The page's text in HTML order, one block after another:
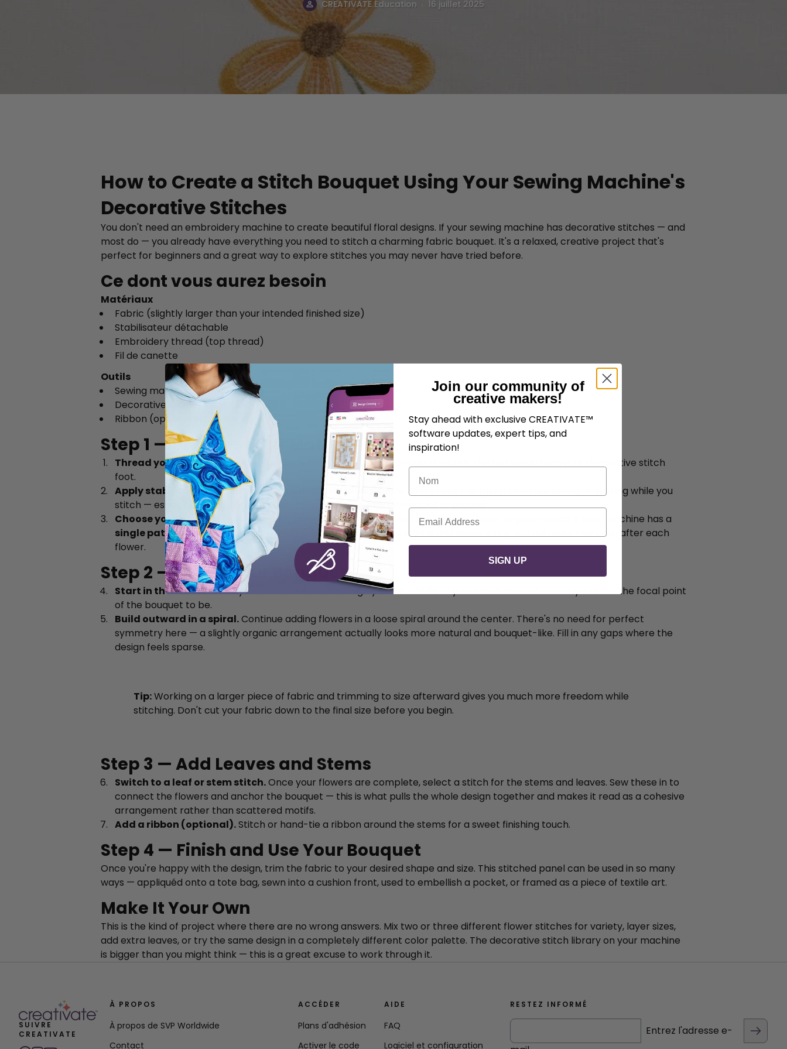
CREATIVATE Éducation 16 juillet 2025
How to Create a Stitch Bouquet Using Your Sewing Machine's
Decorative Stitches
You don't need an embroidery machine to create beautiful floral designs. If your sewing machine has decorative stitches — and
most do — you already have everything you need to stitch a charming fabric bouquet. It's a relaxed, creative project that's
perfect for beginners and a great way to explore stitches you may never have tried before.
Ce dont vous aurez besoin
Matériaux
Fabric (slightly larger than your intended finished size)
Stabilisateur détachable
Embroidery thread (top thread)
Fil de canette
Outils
Sewing machine with decorative stitches
Decorative stitch presser foot
Ribbon (optional, for finishing)
Step 1 — Prepare Your Materials
Thread your machine.Load embroidery thread on top and bobbin thread in the bobbin. Attach your decorative stitch
foot.
Apply stabilizer.Place tear-away stabilizer behind your fabric. This keeps the fabric from puckering or shifting while you
stitch — especially important with decorative stitches that cover a lot of ground.
Choose your flower stitch.
Browse your machine's stitch menu and select a flower or petal stitch. If your machine has a
single patternfeature, turn it on so it completes one motif at a time and stops. If not, you can stop manually after each
flower.
Step 2 — Stitch Your Bouquet
Start in the center.Place your first flower stitch roughly in the middle of your fabric — or wherever you'd like the focal point
of the bouquet to be.
Build outward in a spiral.Continue adding flowers in a loose spiral around the center. There's no need for perfect
symmetry here — a slightly organic arrangement actually looks more natural and bouquet-like. Fill in any gaps where the
design feels sparse.
Tip:Working on a larger piece of fabric and trimming to size afterward gives you much more freedom while
stitching. Don't cut your fabric down to the final size before you begin.
Step 3 — Add Leaves and Stems
Switch to a leaf or stem stitch.Once your flowers are complete, select a stitch for the stems and leaves. Sew these in to
connect the flowers and anchor the bouquet — this is what pulls the whole design together and makes it read as a cohesive
arrangement rather than scattered motifs.
Add a ribbon (optional).Stitch or hand-tie a ribbon around the stems for a sweet finishing touch.
Step 4 — Finish and Use Your Bouquet
Once you're happy with the design, trim the fabric to your desired shape and size. This stitched panel can be used in so many
ways — appliquéd onto a tote bag, sewn into a cushion front, used to embellish a pocket, or framed as a piece of textile art.
Make It Your Own
This is the kind of project where there are no wrong answers. Mix two or three different flower stitches for variety, layer sizes,
add extra leaves, or try the same design in a completely different color palette. The decorative stitch library on your machine
is bigger than you might think — this is a great excuse to work through it.
SUIVRE
CREATIVATE
À PROPOS
À propos de SVP Worldwide
Contact
ACCÉDER
Plans d'adhésion
Activer le code
AIDE
FAQ
Logiciel et configuration
RESTEZ INFORMÉ
Entrez l'adresse e-
Join our community of
creative makers!
Stay ahead with exclusive CREATIVATE™
software updates, expert tips, and
inspiration!
Nom
Courriel
SIGN UP